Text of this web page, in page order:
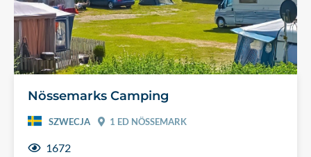
Nössemarks Camping
SZWECJA 1 ED NÖSSEMARK
1672